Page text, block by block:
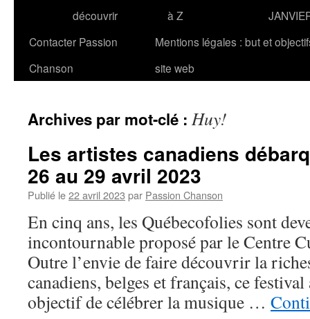
découvrir
à Z
Contacter Passion
Chanson
Mentions légales : but et
site web
Archives par mot-clé : Huy!
Les artistes canadiens
26 au 29 avril 2023
Publié le22 avril 2023 par Passion Chanson
En cinq ans, les Québecofolies sont
incontournable proposé par le Centre
Outre l’envie de faire découvrir la
canadiens, belges et français, ce
objectif de célébrer la musique …